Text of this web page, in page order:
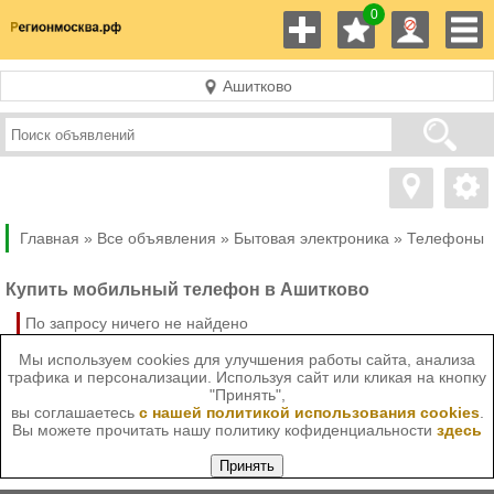
0
Ашитково
Главная » Все объявления » Бытовая электроника » Телефоны
Купить мобильный телефон в Ашитково
По запросу ничего не найдено
Мы используем cookies для улучшения работы сайта, анализа
трафика и персонализации. Используя сайт или кликая на кнопку
"Принять",
вы соглашаетесь с нашей политикой использования cookies.
Вы можете прочитать нашу политику кофиденциальности здесь
Принять